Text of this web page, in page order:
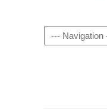
Navigation